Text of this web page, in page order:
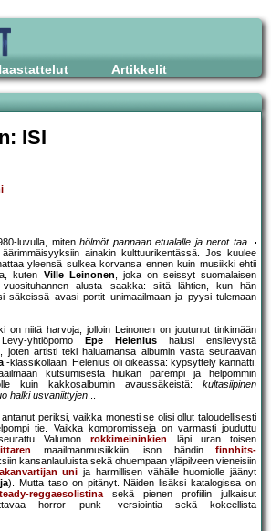
Artikkelit
ISI
luvulla, mitenhölmöt pannaan etualalle ja nerot taa.
ainakin kulttuurikentässä. Jos kuulee
yleensä sulkea korvansa ennen kuin musiikki ehtii
kuten Ville Leinonen, joka on seissyt suomalaisen
alusta saakka: siitä lähtien, kun hän
säkeissä avasi portit unimaailmaan ja pyysi tulemaan
on niitä harvoja, jolloin Leinonen on joutunut tinkimään
yhtiöpomo
Epe Helenius halusi ensilevystä
joten artisti teki haluamansa albumin vasta seuraavan
-klassikollaan. Helenius oli oikeassa: kypsyttely kannatti.
kutsumisesta hiukan parempi ja helpommin
kuin kakkosalbumin avaussäkeistä: kultasiipinen
halki usvaniittyjen...
periksi, vaikka monesti se olisi ollut taloudellisesti
tie. Vaikka kompromisseja on varmasti jouduttu
Valumonrokkimeininkien
läpi uran toisen
maailmanmusiikkiin, ison bändinfinnhits-
kansanlauluista sekä ohuempaan yläpilveen vieneisiin
uni ja harmillisen vähälle huomiolle jäänyt
). Mutta taso on pitänyt. Näiden lisäksi katalogissa on
reggaesolistinasekä pienen profiilin julkaisut
horror punk -versiointia sekä kokeellista